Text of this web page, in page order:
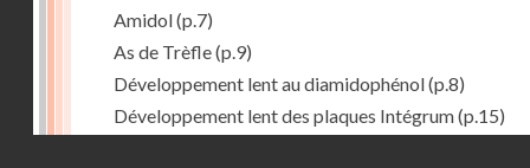
Amidol(p.7)
As de Trèfle(p.9)
Développement lent au diamidophénol(p.8)
Développement lent des plaques Intégrum(p.15)